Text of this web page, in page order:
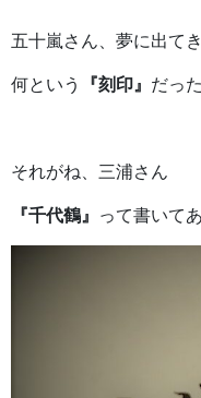
五十嵐さん、夢に出て
何という
『刻印』 だっ
それがね、三浦さん
『千代鶴』 って書いて